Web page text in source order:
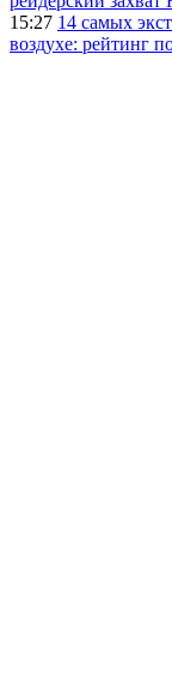
15:27 14 самых
воздухе: рейтинг